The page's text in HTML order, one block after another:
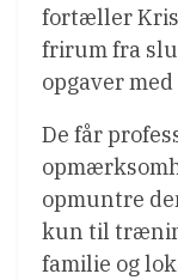
fortæller
frirum fra
opgaver
De får
opmuntre
kun til
familie og